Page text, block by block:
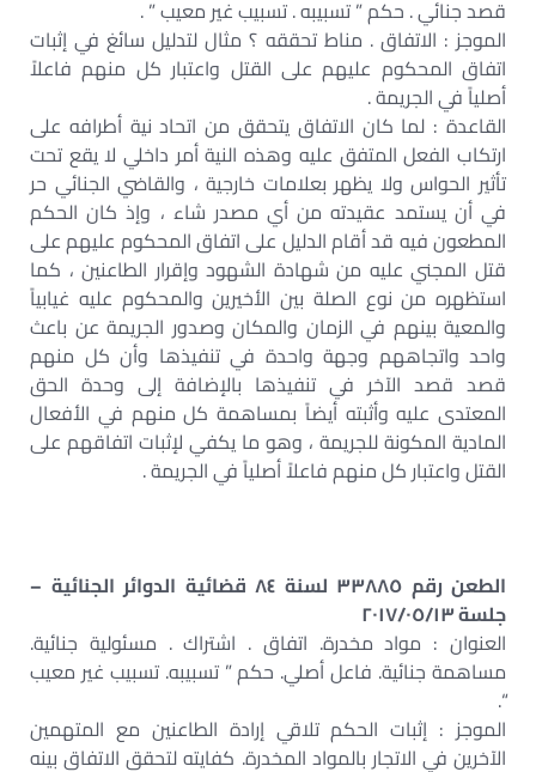
قصد جنائي . حكم ” تسبيبه . تسبيب غير معيب ” .
الموجز : الاتفاق . مناط تحققه ؟ مثال لتدليل سائغ في إثبات
اتفاق المحكوم عليهم على القتل واعتبار كل منهم فاعلاً
أصلياً في الجريمة .
القاعدة : لما كان الاتفاق يتحقق من اتحاد نية أطرافه على
ارتكاب الفعل المتفق عليه وهذه النية أمر داخلي لا يقع تحت
تأثير الحواس ولا يظهر بعلامات خارجية ، والقاضي الجنائي حر
في أن يستمد عقيدته من أي مصدر شاء ، وإذ كان الحكم
المطعون فيه قد أقام الدليل على اتفاق المحكوم عليهم على
قتل المجني عليه من شهادة الشهود وإقرار الطاعنين ، كما
استظهره من نوع الصلة بين الأخيرين والمحكوم عليه غيابياً
والمعية بينهم في الزمان والمكان وصدور الجريمة عن باعث
واحد واتجاههم وجهة واحدة في تنفيذها وأن كل منهم
قصد قصد الآخر في تنفيذها بالإضافة إلى وحدة الحق
المعتدى عليه وأثبته أيضاً بمساهمة كل منهم في الأفعال
المادية المكونة للجريمة ، وهو ما يكفي لإثبات اتفاقهم على
القتل واعتبار كل منهم فاعلاً أصلياً في الجريمة .
الطعن رقم ٣٣٨٨٥ لسنة ٨٤ قضائية الدوائر الجنائية –
جلسة ٢٠١٧/٠٥/١٣
العنوان : مواد مخدرة. اتفاق . اشتراك . مسئولية جنائية.
مساهمة جنائية. فاعل أصلي. حكم ” تسبيبه. تسبيب غير معيب
“.
الموجز : إثبات الحكم تلاقي إرادة الطاعنين مع المتهمين
الآخرين في الاتجار بالمواد المخدرة. كفايته لتحقق الاتفاق بينه